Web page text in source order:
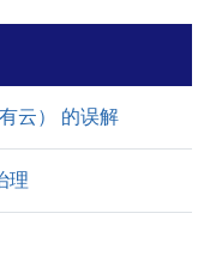
云） 的误解
理